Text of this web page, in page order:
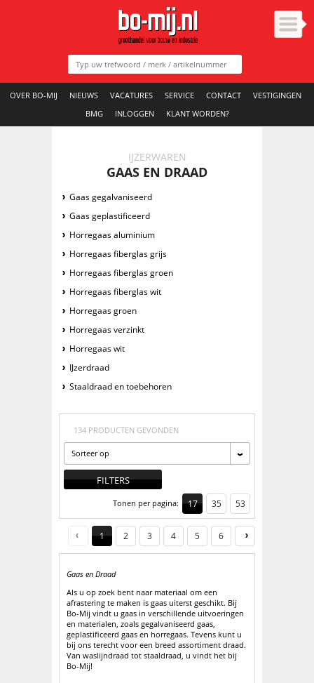
OVER BO-MIJ NIEUWS VACATURES SERVICE CONTACT
VESTIGINGEN
BMG
INLOGGEN KLANT WORDEN?
IJZERWAREN
GAAS EN DRAAD
Gaas gegalvaniseerd
Gaas geplastificeerd
Horregaas aluminium
Horregaas fiberglas grijs
Horregaas fiberglas groen
Horregaas fiberglas wit
Horregaas groen
Horregaas verzinkt
Horregaas wit
IJzerdraad
Staaldraad en toebehoren
134 PRODUCTEN GEVONDEN
Sorteer op
FILTERS
Tonen per pagina: 17 35 53
1 2 3 4 5 6
Gaas en Draad
Als u op zoek bent naar materiaal om een
afrastering te maken is gaas uiterst geschikt. Bij
Bo-Mij vindt u gaas in verschillende uitvoeringen
en materialen, zoals gegalvaniseerd gaas,
geplastificeerd gaas en horregaas. Tevens kunt u
bij ons terecht voor een breed assortiment draad.
Van waslijndraad tot staaldraad, u vindt het bij
Bo-Mij!